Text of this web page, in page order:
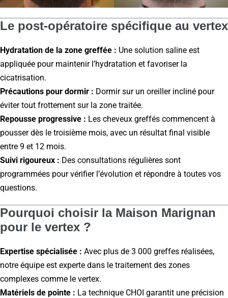
Le post-opératoire spécifique au vertex
Hydratation de la zone greffée : Une solution saline est
appliquée pour maintenir l’hydratation et favoriser la
cicatrisation.
Précautions pour dormir : Dormir sur un oreiller incliné pour
éviter tout frottement sur la zone traitée.
Repousse progressive : Les cheveux greffés commencent à
pousser dès le troisième mois, avec un résultat final visible
entre 9 et 12 mois.
Suivi rigoureux : Des consultations régulières sont
programmées pour vérifier l’évolution et répondre à toutes vos
questions.
Pourquoi choisir la Maison Marignan
pour le vertex ?
Expertise spécialisée : Avec plus de 3 000 greffes réalisées,
notre équipe est experte dans le traitement des zones
complexes comme le vertex.
Matériels de pointe : La technique CHOI garantit une précision